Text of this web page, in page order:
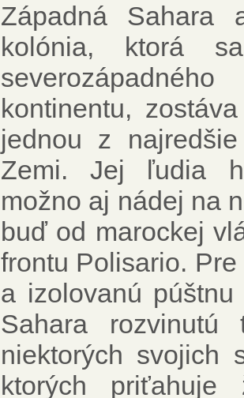
Západná Sahara
kolónia, ktorá
kontinentu,
jednou z
Zemi. Jej ľudia
možno aj nádej na
buď od marockej
frontu Polisario.
a izolovanú
Sahara rozvinutú
niektorých svojich
ktorých